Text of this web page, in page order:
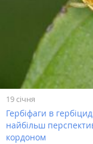
19 січня
Гербіфаги в
найбільш
кордоном